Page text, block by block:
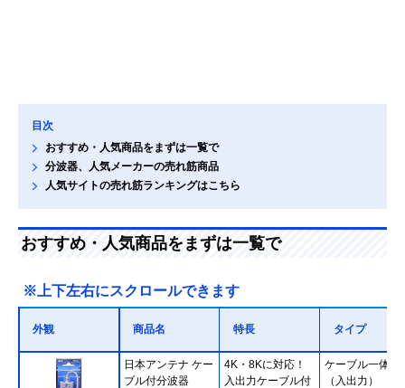
目次
おすすめ・人気商品をまずは一覧で
分波器、人気メーカーの売れ筋商品
人気サイトの売れ筋ランキングはこちら
おすすめ・人気商品をまずは一覧で
※上下左右にスクロールできます
外観 商品名 特長 タイプ
日本アンテナ ケー
ブル付分波器
4K・8Kに対応！
入出力ケーブル付
ケーブル一体型
（入出力）